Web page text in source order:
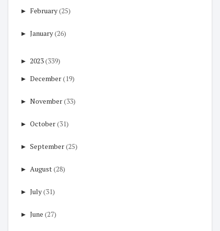
► February(25)
► January(26)
► 2023(339)
► December(19)
► November(33)
► October(31)
► September(25)
► August(28)
► July(31)
► June (27)